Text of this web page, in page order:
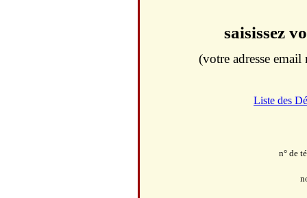
saisissez
(votre adresse
Liste des
n° de